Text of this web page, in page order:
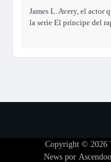
James L. Avery, el actor
la serie El príncipe del
Copyright © 2026
News por